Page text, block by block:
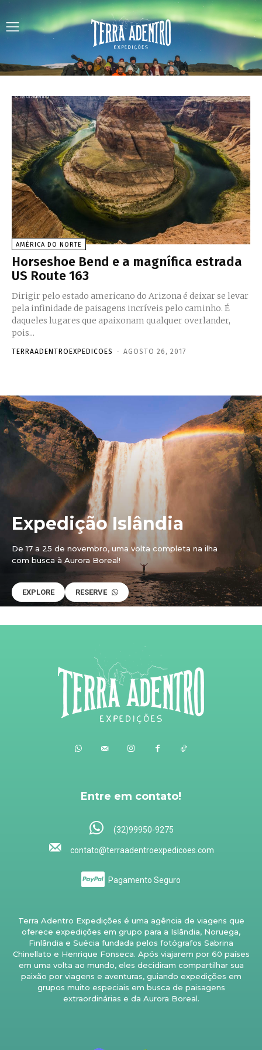
AMÉRICA DO NORTE
Horseshoe Bend e a magnífica estrada
US Route 163
Dirigir pelo estado americano do Arizona é deixar se levar
pela infinidade de paisagens incríveis pelo caminho. É
daqueles lugares que apaixonam qualquer overlander,
pois...
TERRAADENTROEXPEDICOES - AGOSTO 26, 2017
Expedição Islândia
De 17 a 25 de novembro, uma volta completa na ilha
com busca à Aurora Boreal!
EXPLORE RESERVE
Entre em contato!
(32)99950-9275
contato@terraadentroexpedicoes.com
Pagamento Seguro
Terra Adentro Expedições é uma agência de viagens que
oferece expedições em grupo para a Islândia, Noruega,
Finlândia e Suécia fundada pelos fotógrafos Sabrina
Chinellato e Henrique Fonseca. Após viajarem por 60 países
em uma volta ao mundo, eles decidiram compartilhar sua
paixão por viagens e aventuras, guiando expedições em
grupos muito especiais em busca de paisagens
extraordinárias e da Aurora Boreal.